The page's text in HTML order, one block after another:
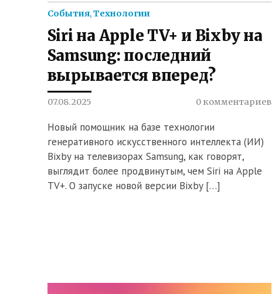
События,Технологии
Siri на Apple TV+ и Bixby на
Samsung: последний
вырывается вперед?
07.08.2025 0 комментариев
Новый помощник на базе технологии
генеративного искусственного интеллекта (ИИ)
Bixby на телевизорах Samsung, как говорят,
выглядит более продвинутым, чем Siri на Apple
TV+. О запуске новой версии Bixby […]